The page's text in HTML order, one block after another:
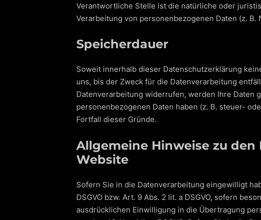
Verantwortliche Stelle ist die natürliche oder
Verarbeitung von personenbezogenen Daten (z.
Speicherdauer
Soweit innerhalb dieser Datenschutzerklärung
uns, bis der Zweck für die Datenverarbeitung
Datenverarbeitung widerrufen, werden Ihre Daten
personenbezogenen Daten haben (z. B. steuer-
Fortfall dieser Gründe.
Allgemeine Hinweise zu
Website
Sofern Sie in die Datenverarbeitung eingewilligt
DSGVO bzw. Art. 9 Abs. 2 lit. a DSGVO, sofern
ausdrücklichen Einwilligung in die Übertragung